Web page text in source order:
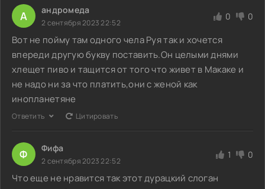
А андромеда
2 сентября 2023 22:52
0 0
Вот не пойму там одного чела Руя так и хочется
впереди другую букву поставить.Он целыми днями
хлещет пиво и тащится от того что живет в Макаке и
не надо ни за что платить,они с женой как
инопланетяне
Ответить Цитировать
Ф Фифа
2 сентября 2023 22:52
1 0
Что еще не нравится так этот дурацкий слоган